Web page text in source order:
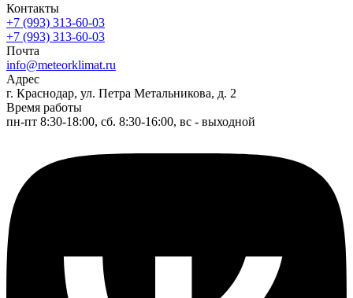
Контакты
+7 (993) 313-60-03
+7 (993) 313-60-03
Почта
info@meteorklimat.ru
Адрес
г. Краснодар, ул. Петра Метальникова, д. 2
Время работы
пн-пт 8:30-18:00, сб. 8:30-16:00, вс - выходной